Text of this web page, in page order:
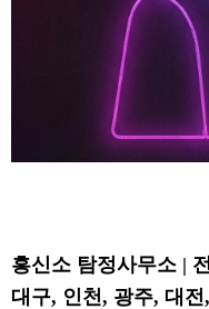
흥신소 탐정사무소 |
대구, 인천, 광주, 대